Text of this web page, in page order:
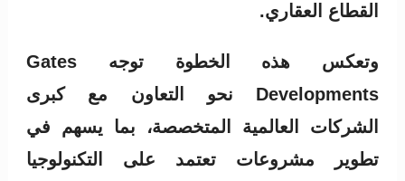
القطاع العقاري.
وتعكس هذه الخطوة توجه Gates
Developments نحو التعاون مع كبرى
الشركات العالمية المتخصصة، بما يسهم في
تطوير مشروعات تعتمد على التكنولوجيا